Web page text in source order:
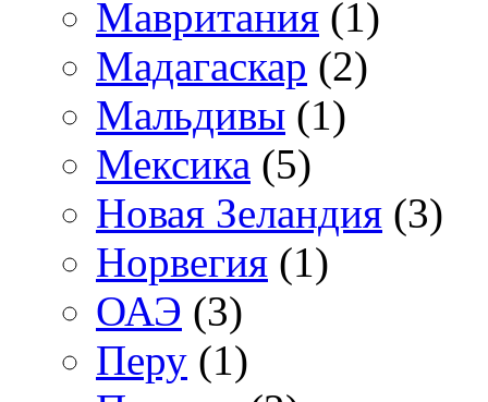
Мавритания (1)
Мадагаскар (2)
Мальдивы (1)
Мексика (5)
Новая Зеландия (3)
Норвегия (1)
ОАЭ (3)
Перу (1)